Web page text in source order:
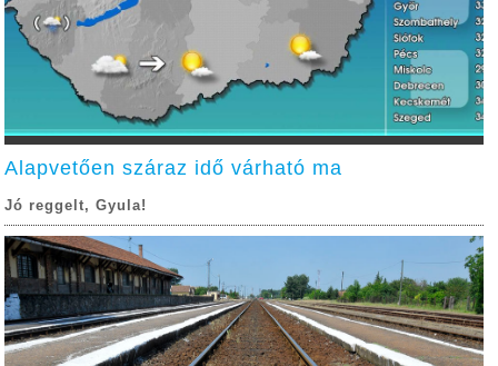
Alapvetően száraz idő várható ma
Jó reggelt, Gyula!